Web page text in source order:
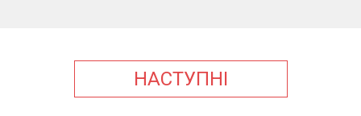
НАСТУПНІ